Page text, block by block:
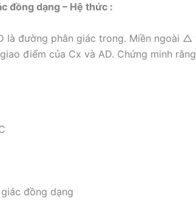
đồng dạng – Hệ thức :
là đường phân giác trong. Miền ngoài △
điểm của Cx và AD. Chứng minh